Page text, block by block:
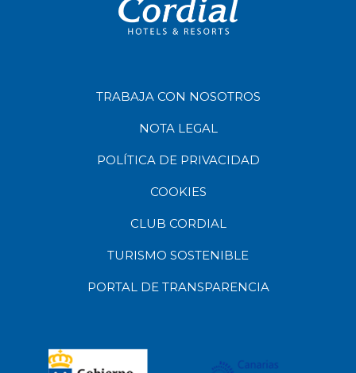
TRABAJA CON NOSOTROS
NOTA LEGAL
POLÍTICA DE PRIVACIDAD
COOKIES
CLUB CORDIAL
TURISMO SOSTENIBLE
PORTAL DE TRANSPARENCIA